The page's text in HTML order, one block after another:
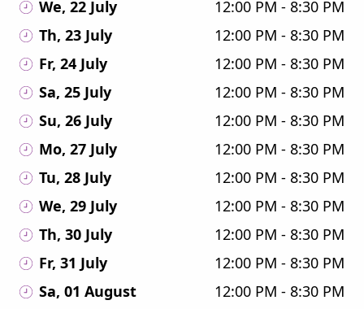
We, 22 July
12:00 PM - 8:30 PM
Th, 23 July
12:00 PM - 8:30 PM
Fr, 24 July
12:00 PM - 8:30 PM
Sa, 25 July
12:00 PM - 8:30 PM
Su, 26 July
12:00 PM - 8:30 PM
Mo, 27 July
12:00 PM - 8:30 PM
Tu, 28 July
12:00 PM - 8:30 PM
We, 29 July
12:00 PM - 8:30 PM
Th, 30 July
12:00 PM - 8:30 PM
Fr, 31 July
12:00 PM - 8:30 PM
Sa, 01 August
12:00 PM - 8:30 PM